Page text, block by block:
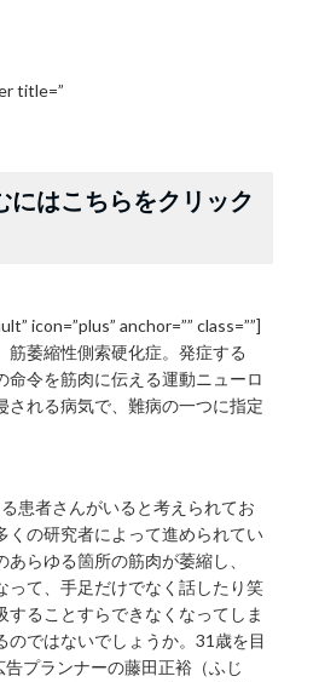
title=”
にはこちらをクリック
icon=”plus” anchor=”” class=””]
筋萎縮性側索硬化症。発症する
命令を筋肉に伝える運動ニューロ
される病気で、難病の一つに指定
患者さんがいると考えられてお
くの研究者によって進められてい
らゆる箇所の筋肉が萎縮し、
って、手足だけでなく話したり笑
することすらできなくなってしま
のではないでしょうか。31歳を目
プランナーの藤田正裕（ふじ